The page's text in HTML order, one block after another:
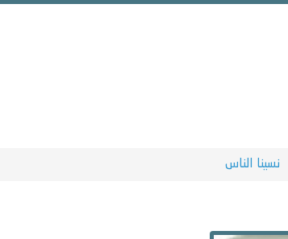
نسينا الناس